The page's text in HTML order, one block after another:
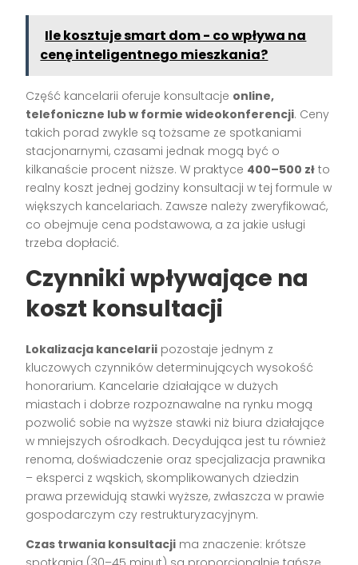
Ile kosztuje smart dom - co wpływa na
cenę inteligentnego mieszkania?
Część kancelarii oferuje konsultacje online,
telefoniczne lub w formie wideokonferencji. Ceny
takich porad zwykle są tożsame ze spotkaniami
stacjonarnymi, czasami jednak mogą być o
kilkanaście procent niższe. W praktyce 400–500 zł to
realny koszt jednej godziny konsultacji w tej formule w
większych kancelariach. Zawsze należy zweryfikować,
co obejmuje cena podstawowa, a za jakie usługi
trzeba dopłacić.
Czynniki wpływające na
koszt konsultacji
Lokalizacja kancelarii pozostaje jednym z
kluczowych czynników determinujących wysokość
honorarium. Kancelarie działające w dużych
miastach i dobrze rozpoznawalne na rynku mogą
pozwolić sobie na wyższe stawki niż biura działające
w mniejszych ośrodkach. Decydująca jest tu również
renoma, doświadczenie oraz specjalizacja prawnika
– eksperci z wąskich, skomplikowanych dziedzin
prawa przewidują stawki wyższe, zwłaszcza w prawie
gospodarczym czy restrukturyzacyjnym.
Czas trwania konsultacji ma znaczenie: krótsze